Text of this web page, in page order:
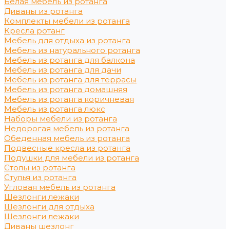
Диваны из ротанга
Комплекты мебели из ротанга
Кресла ротанг
Мебель для отдыха из ротанга
Мебель из натурального ротанга
Мебель из ротанга для балкона
Мебель из ротанга для дачи
Мебель из ротанга для террасы
Мебель из ротанга домашняя
Мебель из ротанга коричневая
Мебель из ротанга люкс
Наборы мебели из ротанга
Недорогая мебель из ротанга
Обеденная мебель из ротанга
Подвесные кресла из ротанга
Подушки для мебели из ротанга
Столы из ротанга
Стулья из ротанга
Угловая мебель из ротанга
Шезлонги лежаки
Шезлонги для отдыха
Шезлонги лежаки
Диваны шезлонг